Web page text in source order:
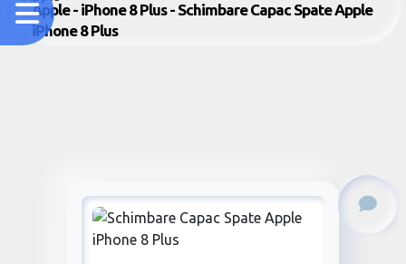
Apple - iPhone 8 Plus - Schimbare Capac Spate Apple
iPhone 8 Plus